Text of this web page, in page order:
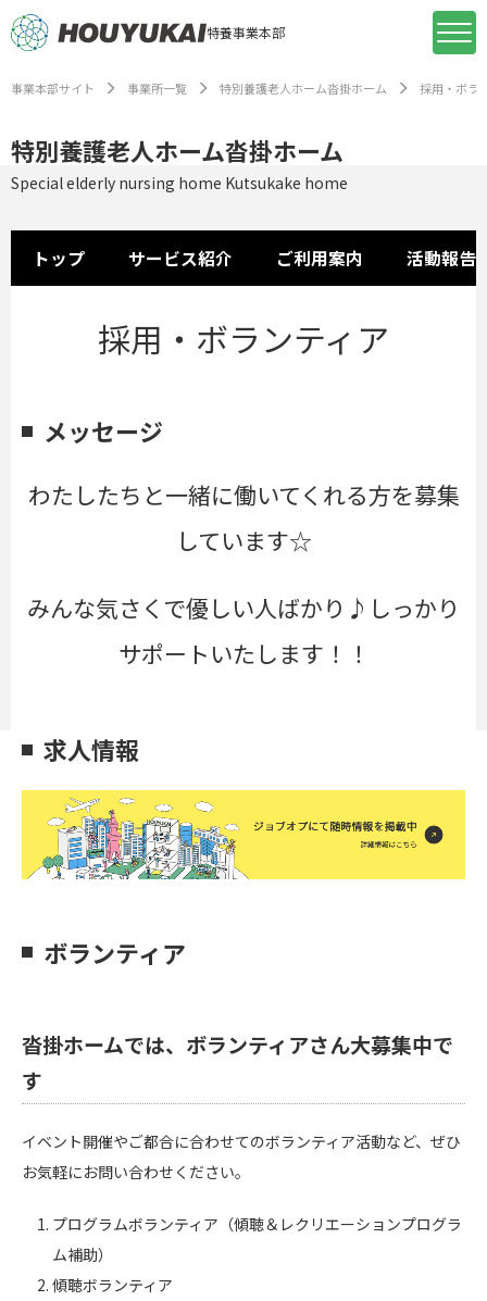
特養事業本部
事業本部サイト 事業所一覧 特別養護老人ホーム沓掛ホーム 採用・ボラ
特別養護老人ホーム沓掛ホーム
Special elderly nursing home Kutsukake home
トップ サービス紹介 ご利用案内 活動報告
採用・ボランティア
メッセージ
わたしたちと一緒に働いてくれる方を募集
しています☆
みんな気さくで優しい人ばかり♪しっかり
サポートいたします！！
求人情報
ボランティア
沓掛ホームでは、ボランティアさん大募集中で
す
イベント開催やご都合に合わせてのボランティア活動など、ぜひ
お気軽にお問い合わせください。
プログラムボランティア（傾聴＆レクリエーションプログラ
ム補助）
傾聴ボランティア